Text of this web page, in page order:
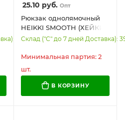
35
25.10 руб. Опт
Рюкзак однолямочный
HEIKKI SMOOTH (ХЕЙКИ),
2 отделения, хаки,
Склад ("С" до 7 дней Доставка):
Минимальная партия: 2
шт.
В КОРЗИНУ